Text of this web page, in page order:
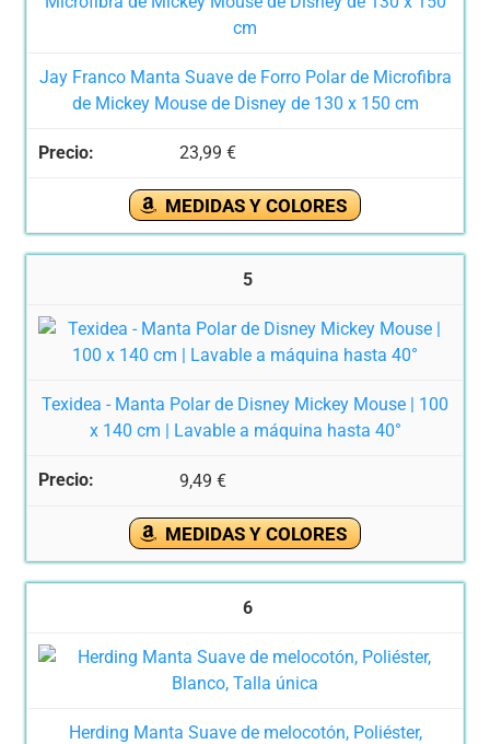
Jay Franco Manta Suave de Forro Polar de Microfibra
de Mickey Mouse de Disney de 130 x 150 cm
23,99 €
MEDIDAS Y COLORES
5
Texidea - Manta Polar de Disney Mickey Mouse | 100
x 140 cm | Lavable a máquina hasta 40°
9,49 €
MEDIDAS Y COLORES
6
Herding Manta Suave de melocotón, Poliéster,